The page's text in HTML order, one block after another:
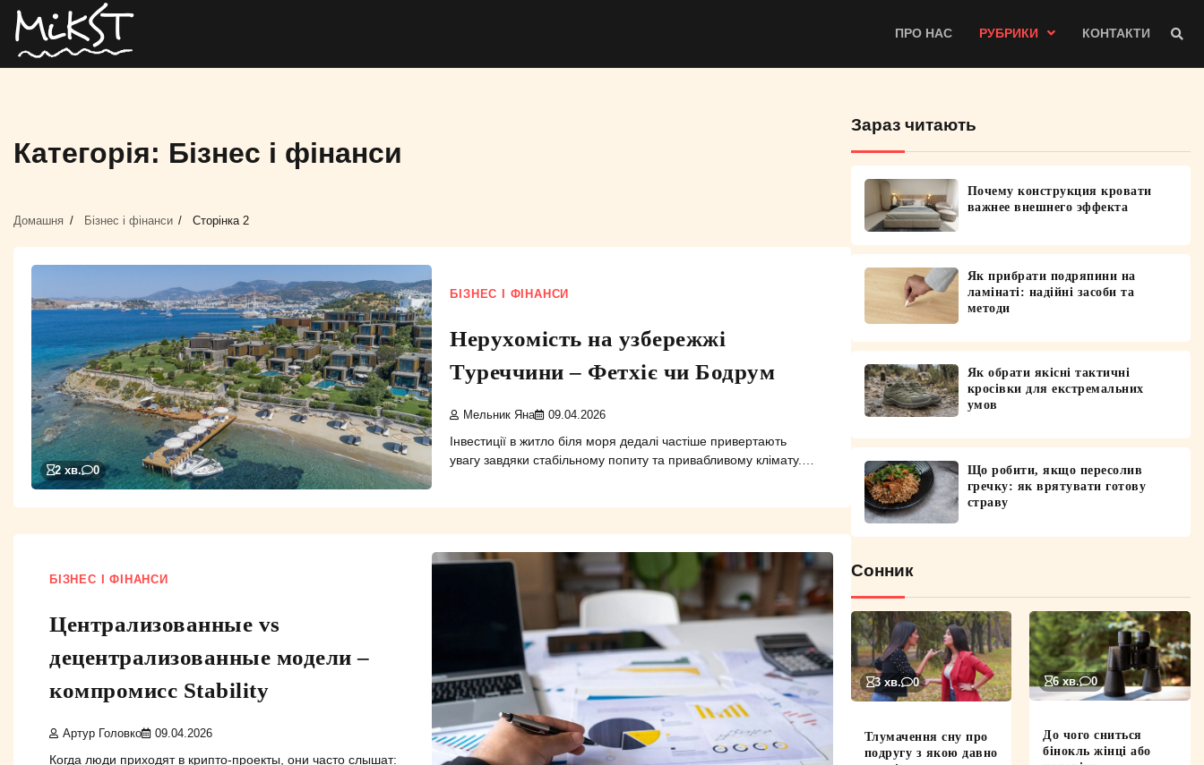
ПРО НАС РУБРИКИ КОНТАКТИ
Категорія: Бізнес і фінанси
Домашня Бізнес і фінанси Сторінка 2
2 хв. 0
БІЗНЕС І ФІНАНСИ
Нерухомість на узбережжі
Туреччини – Фетхіє чи Бодрум
Мельник Яна 09.04.2026
Інвестиції в житло біля моря дедалі частіше привертають
увагу завдяки стабільному попиту та привабливому клімату.…
БІЗНЕС І ФІНАНСИ
Централизованные vs
децентрализованные модели –
компромисс Stability
Артур Головко 09.04.2026
Когда люди приходят в крипто-проекты, они часто слышат:
Зараз читають
Почему конструкция кровати
важнее внешнего эффекта
Як прибрати подряпини на
ламінаті: надійні засоби та
методи
Як обрати якісні тактичні
кросівки для екстремальних
умов
Що робити, якщо пересолив
гречку: як врятувати готову
страву
Сонник
3 хв. 0
Тлумачення сну про
подругу з якою давно
6 хв. 0
До чого сниться
бінокль жінці або